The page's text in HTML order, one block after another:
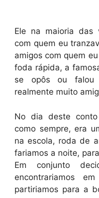
Ele na maioria das
com quem eu
amigos com quem
foda rápida, a
se opôs ou falou
realmente muito
No dia deste
como sempre, era
na escola, roda de
fariamos a noite,
Em conjunto
encontrariamos
partiriamos para a